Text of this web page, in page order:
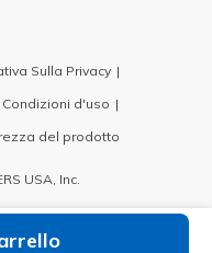
Sulla Privacy
Condizioni d'uso
del prodotto
USA, Inc.